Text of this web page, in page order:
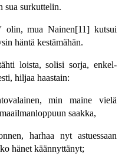
sua surkuttelin.
olin, mua Nainen[11] kutsui
häntä kestämähän.
loista, solisi sorja, enkel-
hiljaa haastain:
min maine vielä
saakka,
harhaa nyt astuessaan
hänet käännyttänyt;